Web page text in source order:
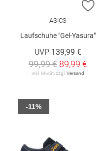
ASICS
Laufschuhe "Gel-Yasura"
UVP 139,99 €
99,99 € 89,99 €
inkl. MwSt. zzgl. Versand
-11%